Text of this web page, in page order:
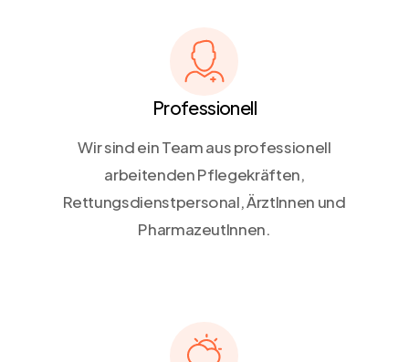
Professionell
Wir sind ein Team aus professionell
arbeitenden Pflegekräften,
Rettungsdienstpersonal, ÄrztInnen und
PharmazeutInnen.